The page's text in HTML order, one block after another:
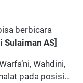
berbicara
Sulaiman AS]
Wahdini,
pada posisi…